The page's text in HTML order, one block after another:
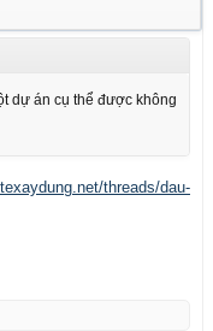
dự án cụ thể được không
threads/dau-